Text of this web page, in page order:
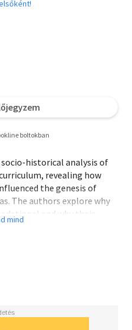
boltokban
socio-historical analysis of
revealing how
the genesis of
The authors explore why
and why their
seemingly epic in scope,
research reveals